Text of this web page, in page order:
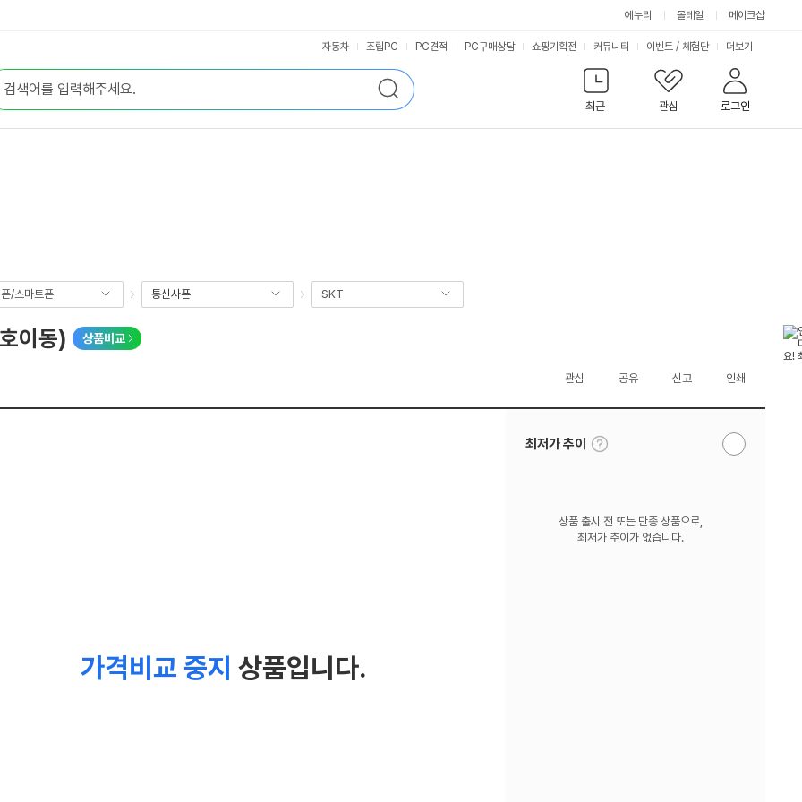
에누리 몰테일 메이크샵
검
색
최근
관심 로그인
자동차 조립PC PC견적 PC구매상담 쇼핑기획전 커뮤니티 이벤트 / 체험단 서
비
스
더보기
/스마트폰 통신사폰 SKT
이동) 상품비교
관심 공유 신고 인쇄
가격비교 중지 상품입니다.
최저가 추이
툴
팁
알
상품 출시 전 또는 단종 상품으로,
최저가 추이가 없습니다.